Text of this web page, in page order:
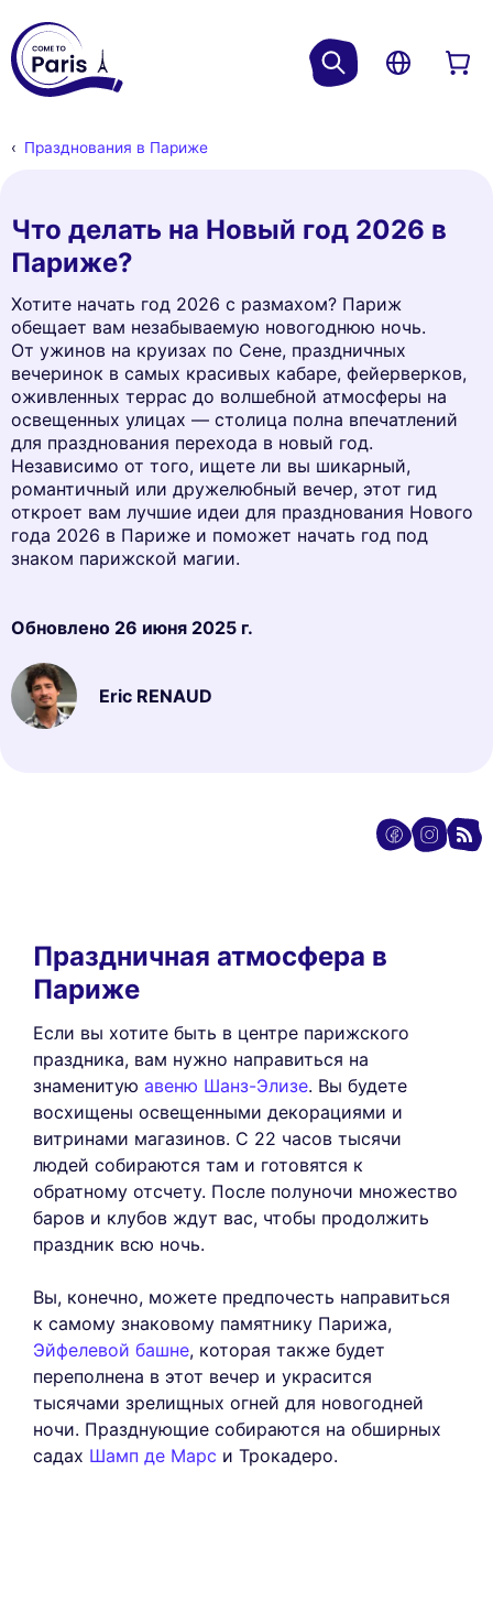
Празднования в Париже
Что делать на Новый год 2026 в
Париже?
Хотите начать год 2026 с размахом? Париж
обещает вам незабываемую новогоднюю ночь.
От ужинов на круизах по Сене, праздничных
вечеринок в самых красивых кабаре, фейерверков,
оживленных террас до волшебной атмосферы на
освещенных улицах — столица полна впечатлений
для празднования перехода в новый год.
Независимо от того, ищете ли вы шикарный,
романтичный или дружелюбный вечер, этот гид
откроет вам лучшие идеи для празднования Нового
года 2026 в Париже и поможет начать год под
знаком парижской магии.
Обновлено 26 июня 2025 г.
Eric RENAUD
Праздничная атмосфера в
Париже
Если вы хотите быть в центре парижского
праздника, вам нужно направиться на
знаменитую авеню Шанз-Элизе. Вы будете
восхищены освещенными декорациями и
витринами магазинов. С 22 часов тысячи
людей собираются там и готовятся к
обратному отсчету. После полуночи множество
баров и клубов ждут вас, чтобы продолжить
праздник всю ночь.
Вы, конечно, можете предпочесть направиться
к самому знаковому памятнику Парижа,
Эйфелевой башне, которая также будет
переполнена в этот вечер и украсится
тысячами зрелищных огней для новогодней
ночи. Празднующие собираются на обширных
садах Шамп де Марс и Трокадеро.